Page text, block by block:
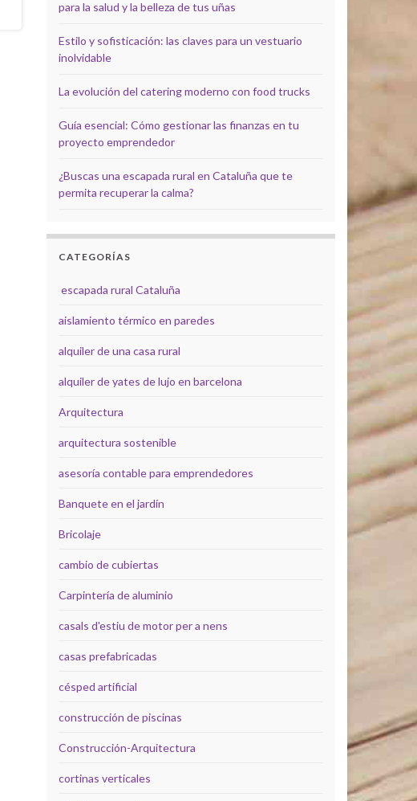
para la salud y la belleza de tus uñas
Estilo y sofisticación: las claves para un vestuario
inolvidable
La evolución del catering moderno con food trucks
Guía esencial: Cómo gestionar las finanzas en tu
proyecto emprendedor
¿Buscas una escapada rural en Cataluña que te
permita recuperar la calma?
CATEGORÍAS
escapada rural Cataluña
aislamiento térmico en paredes
alquiler de una casa rural
alquiler de yates de lujo en barcelona
Arquitectura
arquitectura sostenible
asesoría contable para emprendedores
Banquete en el jardín
Bricolaje
cambio de cubiertas
Carpintería de aluminio
casals d'estiu de motor per a nens
casas prefabricadas
césped artificial
construcción de piscinas
Construcción-Arquitectura
cortinas verticales